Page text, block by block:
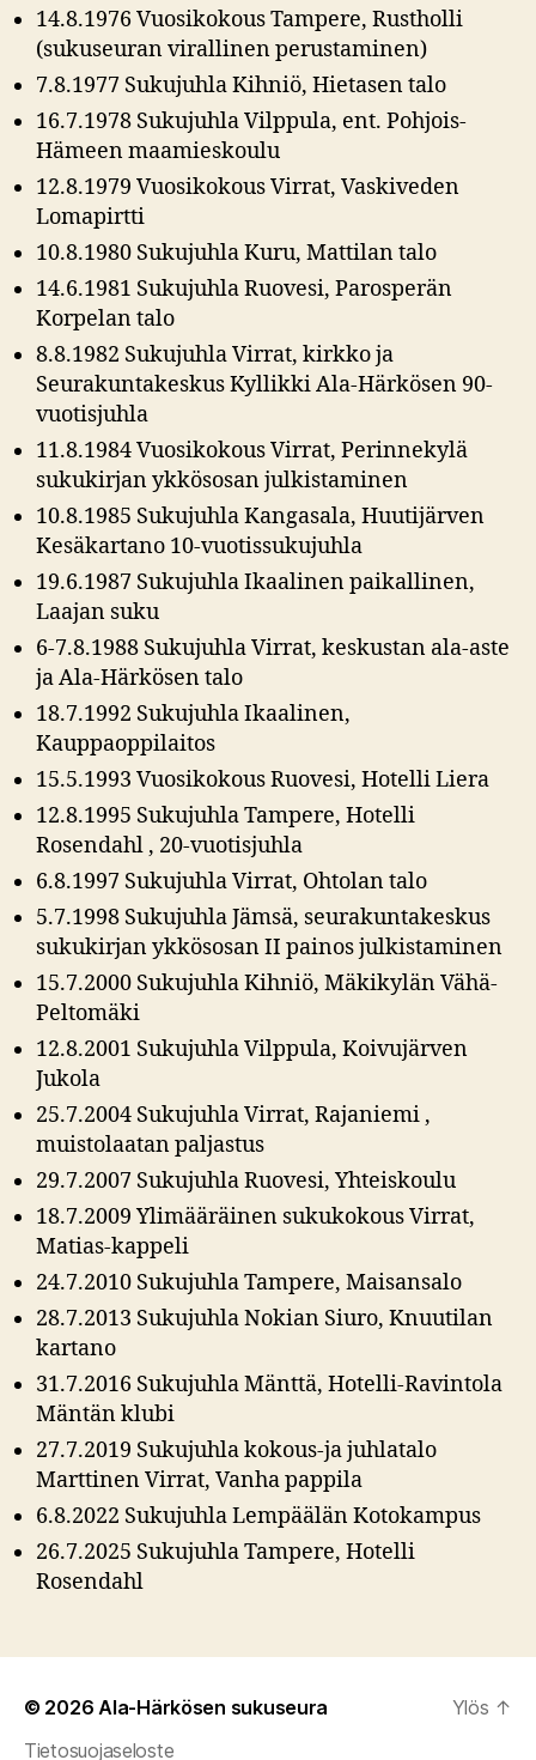
14.8.1976 Vuosikokous Tampere, Rustholli
(sukuseuran virallinen perustaminen)
7.8.1977 Sukujuhla Kihniö, Hietasen talo
16.7.1978 Sukujuhla Vilppula, ent. Pohjois-
Hämeen maamieskoulu
12.8.1979 Vuosikokous Virrat, Vaskiveden
Lomapirtti
10.8.1980 Sukujuhla Kuru, Mattilan talo
14.6.1981 Sukujuhla Ruovesi, Parosperän
Korpelan talo
8.8.1982 Sukujuhla Virrat, kirkko ja
Seurakuntakeskus Kyllikki Ala-Härkösen 90-
vuotisjuhla
11.8.1984 Vuosikokous Virrat, Perinnekylä
sukukirjan ykkösosan julkistaminen
10.8.1985 Sukujuhla Kangasala, Huutijärven
Kesäkartano 10-vuotissukujuhla
19.6.1987 Sukujuhla Ikaalinen paikallinen,
Laajan suku
6-7.8.1988 Sukujuhla Virrat, keskustan ala-aste
ja Ala-Härkösen talo
18.7.1992 Sukujuhla Ikaalinen,
Kauppaoppilaitos
15.5.1993 Vuosikokous Ruovesi, Hotelli Liera
12.8.1995 Sukujuhla Tampere, Hotelli
Rosendahl , 20-vuotisjuhla
6.8.1997 Sukujuhla Virrat, Ohtolan talo
5.7.1998 Sukujuhla Jämsä, seurakuntakeskus
sukukirjan ykkösosan II painos julkistaminen
15.7.2000 Sukujuhla Kihniö, Mäkikylän Vähä-
Peltomäki
12.8.2001 Sukujuhla Vilppula, Koivujärven
Jukola
25.7.2004 Sukujuhla Virrat, Rajaniemi ,
muistolaatan paljastus
29.7.2007 Sukujuhla Ruovesi, Yhteiskoulu
18.7.2009 Ylimääräinen sukukokous Virrat,
Matias-kappeli
24.7.2010 Sukujuhla Tampere, Maisansalo
28.7.2013 Sukujuhla Nokian Siuro, Knuutilan
kartano
31.7.2016 Sukujuhla Mänttä, Hotelli-Ravintola
Mäntän klubi
27.7.2019 Sukujuhla kokous-ja juhlatalo
Marttinen Virrat, Vanha pappila
6.8.2022 Sukujuhla Lempäälän Kotokampus
26.7.2025 Sukujuhla Tampere, Hotelli
Rosendahl
© 2026 Ala-Härkösen sukuseura
Tietosuojaseloste
Ylös ↑